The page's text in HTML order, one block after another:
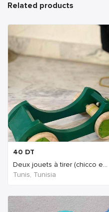
Related products
40 DT
Deux jouets à tirer (chicco e...
Tunis, Tunisia